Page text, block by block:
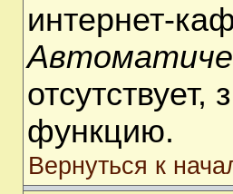
интернет-
функцию.
Вернуться к